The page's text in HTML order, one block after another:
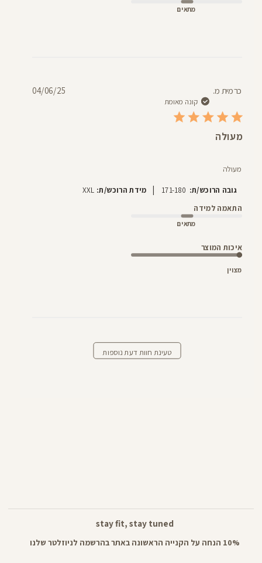
מתאים
כרמית מ.
קונה מאומת
מעולה
מעולה
גובה הרוכש/ת: 171-180
| מידת הרוכש/ת: XXL
התאמה למידה
מתאים
איכות המוצר
מצוין
תאריך04/06/25
טעינת חוות דעת נוספות
stay fit, stay tuned
10% הנחה על הקנייה הראשונה באתר בהרשמה לניוזלטר שלנו